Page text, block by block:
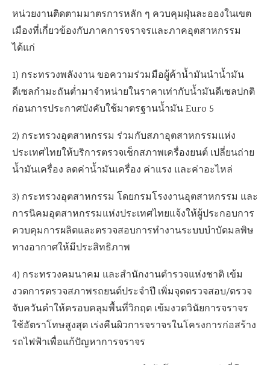
หน่วยงานติดตามมาตรการหลัก ๆ ควบคุมฝุ่นละอองในเขต
เมืองที่เกี่ยวข้องกับภาคการจราจรและภาคอุตสาหกรรม
ได้แก่
1) กระทรวงพลังงาน ขอความร่วมมือผู้ค้าน้ำมันนำน้ำมัน
ดีเซลกำมะถันต่ำมาจำหน่ายในราคาเท่ากับน้ำมันดีเซลปกติ
ก่อนการประกาศบังคับใช้มาตรฐานน้ำมัน Euro 5
2) กระทรวงอุตสาหกรรม ร่วมกับสภาอุตสาหกรรมแห่ง
ประเทศไทยให้บริการตรวจเช็กสภาพเครื่องยนต์ เปลี่ยนถ่าย
น้ำมันเครื่อง ลดค่าน้ำมันเครื่อง ค่าแรง และค่าอะไหล่
3) กระทรวงอุตสาหกรรม โดยกรมโรงงานอุตสาหกรรม และ
การนิคมอุตสาหกรรมแห่งประเทศไทยแจ้งให้ผู้ประกอบการ
ควบคุมการผลิตและตรวจสอบการทำงานระบบบำบัดมลพิษ
ทางอากาศให้มีประสิทธิภาพ
4) กระทรวงคมนาคม และสำนักงานตำรวจแห่งชาติ เข้ม
งวดการตรวจสภาพรถยนต์ประจำปี เพิ่มจุดตรวจสอบ/ตรวจ
จับควันดำให้ครอบคลุมพื้นที่วิกฤต เข้มงวดวินัยการจราจร
ใช้อัตราโทษสูงสุด เร่งคืนผิวการจราจรในโครงการก่อสร้าง
รถไฟฟ้าเพื่อแก้ปัญหาการจราจร